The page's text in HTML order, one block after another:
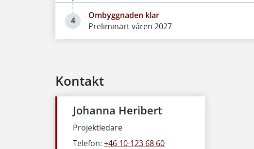
4
Ombyggnaden klar
Preliminärt våren 2027
Kontakt
Johanna Heribert
Projektledare
Telefon: +46 10-123 68 60